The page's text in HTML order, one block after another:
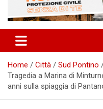
Home Città Sud Pontino
Tragedia a Marina di
anni sulla spiaggia di